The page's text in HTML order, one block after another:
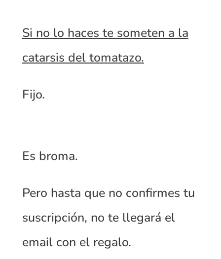
Si no lo haces te someten a la
catarsis del tomatazo.
Fijo.
Es broma.
Pero hasta que no confirmes tu
suscripción, no te llegará el
email con el regalo.